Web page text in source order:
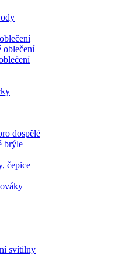
oblečení
dospělé
brýle
čepice
svítilny